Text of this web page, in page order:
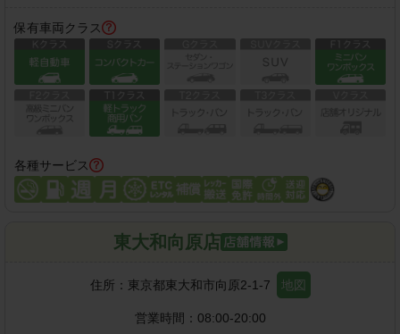
保有車両クラス
各種サービス
東大和向原店
住所： 東京都東大和市向原2-1-7 地図
営業時間： 08:00-20:00